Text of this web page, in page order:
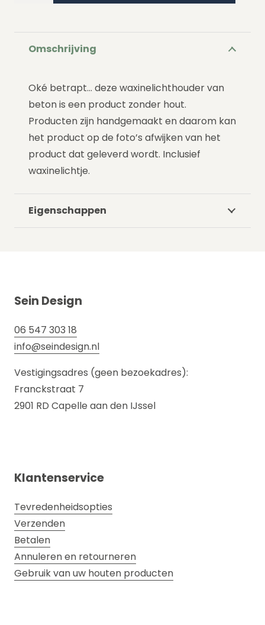
Omschrijving
Oké betrapt… deze waxinelichthouder van
beton is een product zonder hout.
Producten zijn handgemaakt en daarom kan
het product op de foto’s afwijken van het
product dat geleverd wordt. Inclusief
waxinelichtje.
Eigenschappen
Sein Design
06 547 303 18
info@seindesign.nl
Vestigingsadres (geen bezoekadres):
Franckstraat 7
2901 RD Capelle aan den IJssel
Klantenservice
Tevredenheidsopties
Verzenden
Betalen
Annuleren en retourneren
Gebruik van uw houten producten